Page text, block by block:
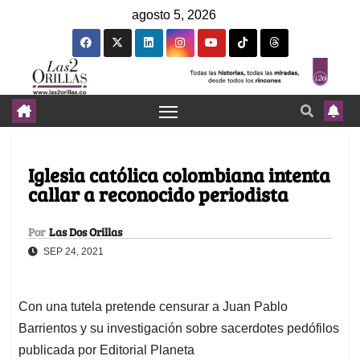
agosto 5, 2026
Iglesia católica colombiana intenta
callar a reconocido periodista
Por Las Dos Orillas
SEP 24, 2021
Con una tutela pretende censurar a Juan Pablo
Barrientos y su investigación sobre sacerdotes pedófilos
publicada por Editorial Planeta